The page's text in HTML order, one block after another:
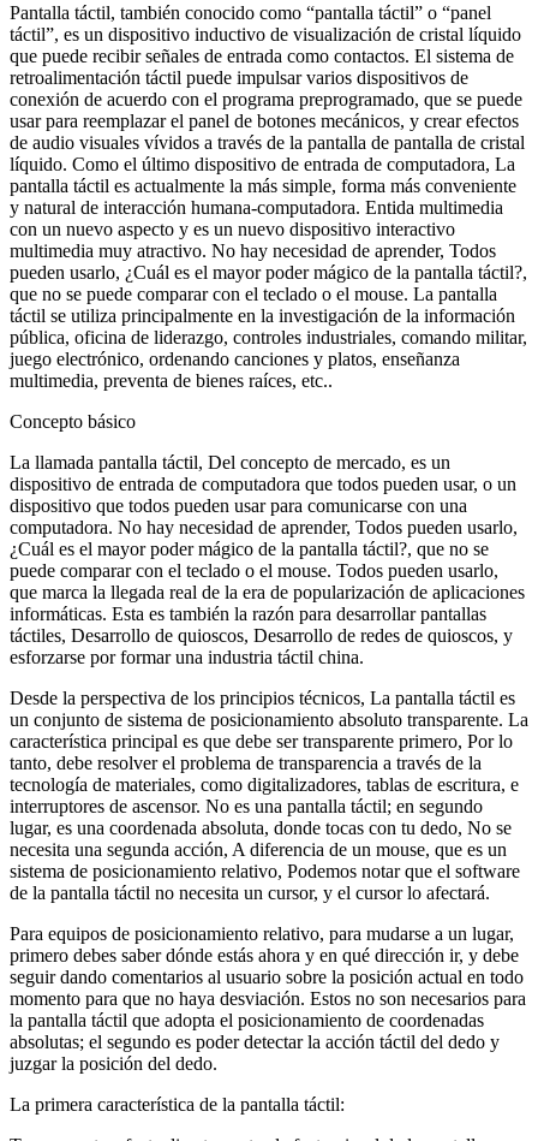
Pantalla táctil, también conocido como “pantalla táctil” o “panel
táctil”, es un dispositivo inductivo de visualización de cristal líquido
que puede recibir señales de entrada como contactos. El sistema de
retroalimentación táctil puede impulsar varios dispositivos de
conexión de acuerdo con el programa preprogramado, que se puede
usar para reemplazar el panel de botones mecánicos, y crear efectos
de audio visuales vívidos a través de la pantalla de pantalla de cristal
líquido. Como el último dispositivo de entrada de computadora, La
pantalla táctil es actualmente la más simple, forma más conveniente
y natural de interacción humana-computadora. Entida multimedia
con un nuevo aspecto y es un nuevo dispositivo interactivo
multimedia muy atractivo. No hay necesidad de aprender, Todos
pueden usarlo, ¿Cuál es el mayor poder mágico de la pantalla táctil?,
que no se puede comparar con el teclado o el mouse. La pantalla
táctil se utiliza principalmente en la investigación de la información
pública, oficina de liderazgo, controles industriales, comando militar,
juego electrónico, ordenando canciones y platos, enseñanza
multimedia, preventa de bienes raíces, etc..
Concepto básico
La llamada pantalla táctil, Del concepto de mercado, es un
dispositivo de entrada de computadora que todos pueden usar, o un
dispositivo que todos pueden usar para comunicarse con una
computadora. No hay necesidad de aprender, Todos pueden usarlo,
¿Cuál es el mayor poder mágico de la pantalla táctil?, que no se
puede comparar con el teclado o el mouse. Todos pueden usarlo,
que marca la llegada real de la era de popularización de aplicaciones
informáticas. Esta es también la razón para desarrollar pantallas
táctiles, Desarrollo de quioscos, Desarrollo de redes de quioscos, y
esforzarse por formar una industria táctil china.
Desde la perspectiva de los principios técnicos, La pantalla táctil es
un conjunto de sistema de posicionamiento absoluto transparente. La
característica principal es que debe ser transparente primero, Por lo
tanto, debe resolver el problema de transparencia a través de la
tecnología de materiales, como digitalizadores, tablas de escritura, e
interruptores de ascensor. No es una pantalla táctil; en segundo
lugar, es una coordenada absoluta, donde tocas con tu dedo, No se
necesita una segunda acción, A diferencia de un mouse, que es un
sistema de posicionamiento relativo, Podemos notar que el software
de la pantalla táctil no necesita un cursor, y el cursor lo afectará.
Para equipos de posicionamiento relativo, para mudarse a un lugar,
primero debes saber dónde estás ahora y en qué dirección ir, y debe
seguir dando comentarios al usuario sobre la posición actual en todo
momento para que no haya desviación. Estos no son necesarios para
la pantalla táctil que adopta el posicionamiento de coordenadas
absolutas; el segundo es poder detectar la acción táctil del dedo y
juzgar la posición del dedo.
La primera característica de la pantalla táctil: